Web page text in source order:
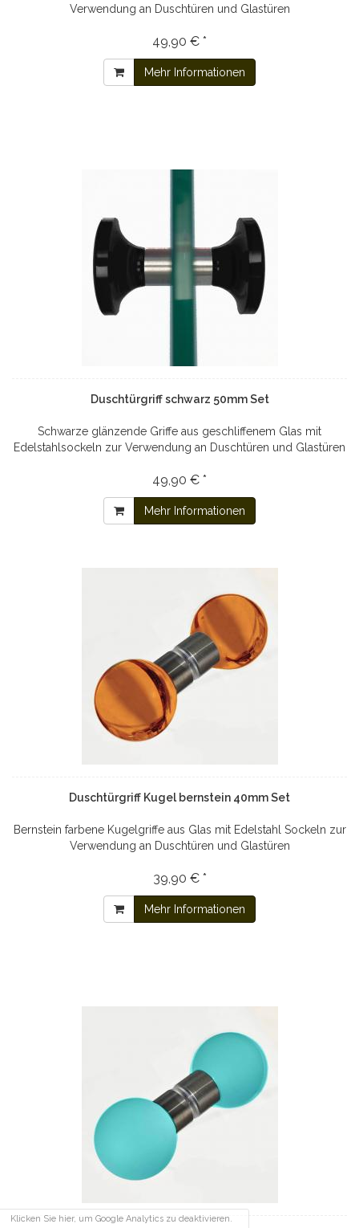
Verwendung an Duschtüren und Glastüren
49,90 € *
Mehr Informationen
Duschtürgriff schwarz 50mm Set
Schwarze glänzende Griffe aus geschliffenem Glas mit
Edelstahlsockeln zur Verwendung an Duschtüren und Glastüren
49,90 € *
Mehr Informationen
Duschtürgriff Kugel bernstein 40mm Set
Bernstein farbene Kugelgriffe aus Glas mit Edelstahl Sockeln zur
Verwendung an Duschtüren und Glastüren
39,90 € *
Mehr Informationen
Klicken Sie hier, um Google Analytics zu deaktivieren.